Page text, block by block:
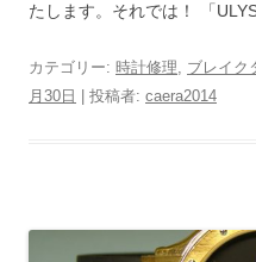
たします。それでは！ 「
カテゴリー: 時計修理, ブレイク
月30日
投稿者: caera2014